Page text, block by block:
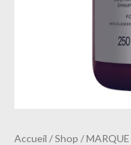
Accueil /Shop /MARQUE